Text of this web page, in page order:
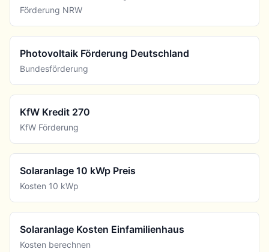
Förderung NRW
Photovoltaik Förderung Deutschland
Bundesförderung
KfW Kredit 270
KfW Förderung
Solaranlage 10 kWp Preis
Kosten 10 kWp
Solaranlage Kosten Einfamilienhaus
Kosten berechnen